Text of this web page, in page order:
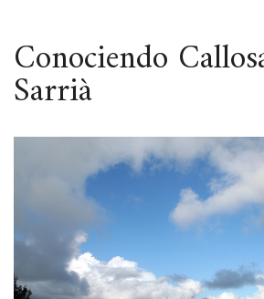
Conociendo
Sarrià